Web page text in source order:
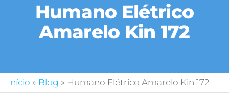
Humano Elétrico
Amarelo Kin 172
Início » Blog » Humano Elétrico Amarelo Kin 172